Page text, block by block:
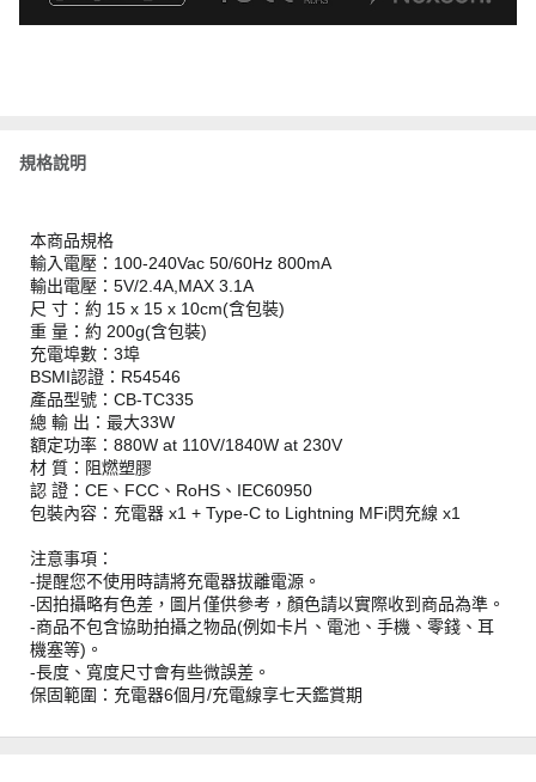
規格說明
本商品規格
輸入電壓：100-240Vac 50/60Hz 800mA
輸出電壓：5V/2.4A,MAX 3.1A
尺 寸：約 15 x 15 x 10cm(含包裝)
重 量：約 200g(含包裝)
充電埠數：3埠
BSMI認證：R54546
產品型號：CB-TC335
總 輸 出：最大33W
額定功率：880W at 110V/1840W at 230V
材 質：阻燃塑膠
認 證：CE、FCC、RoHS、IEC60950
包裝內容：充電器 x1 + Type-C to Lightning MFi閃充線 x1
注意事項：
-提醒您不使用時請將充電器拔離電源。
-因拍攝略有色差，圖片僅供參考，顏色請以實際收到商品為準。
-商品不包含協助拍攝之物品(例如卡片、電池、手機、零錢、耳
機塞等)。
-長度、寬度尺寸會有些微誤差。
保固範圍：充電器6個月/充電線享七天鑑賞期